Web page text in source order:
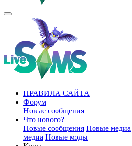
ПРАВИЛА САЙТА
Форум
Новые сообщения
Что нового?
Новые сообщения Новые медиа
медиа Новые моды